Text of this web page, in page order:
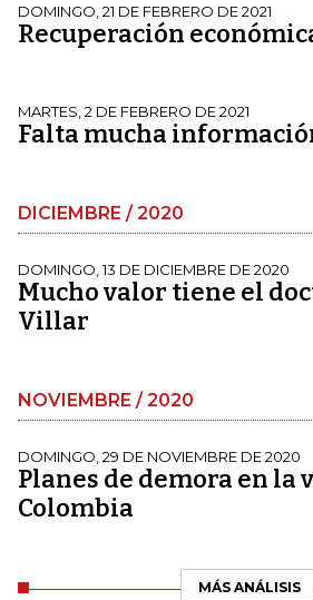
DOMINGO, 21 DE FEBRERO DE 2021
Recuperación
MARTES, 2 DE FEBRERO DE 2021
Falta mucha
DICIEMBRE / 2020
DOMINGO, 13 DE DICIEMBRE DE 2020
Mucho valor tiene el
Villar
NOVIEMBRE / 2020
DOMINGO, 29 DE NOVIEMBRE DE 2020
Planes de demora en la
Colombia
MÁS ANÁLISIS